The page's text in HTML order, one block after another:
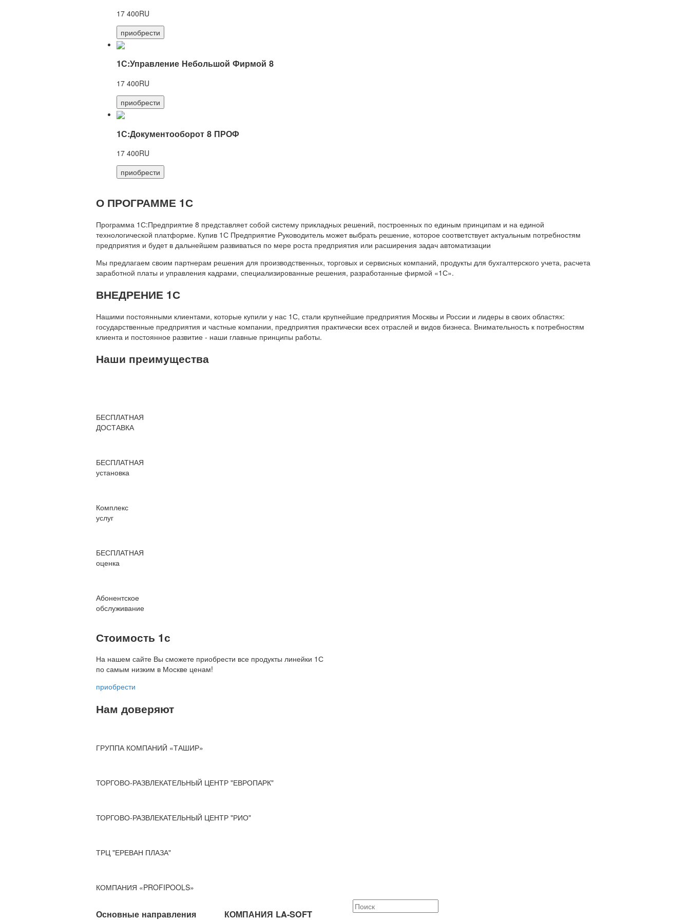
17 400RU
приобрести
1С:Управление Небольшой Фирмой 8
17 400RU
приобрести
1С:Документооборот 8 ПРОФ
17 400RU
приобрести
О ПРОГРАММЕ 1С
Программа 1С:Предприятие 8 представляет собой систему прикладных решений, построенных по единым принципам и на единой
технологической платформе. Купив 1С Предприятие Руководитель может выбрать решение, которое соответствует актуальным потребностям
предприятия и будет в дальнейшем развиваться по мере роста предприятия или расширения задач автоматизации
Мы предлагаем своим партнерам решения для производственных, торговых и сервисных компаний, продукты для бухгалтерского учета, расчета
заработной платы и управления кадрами, специализированные решения, разработанные фирмой «1С».
ВНЕДРЕНИЕ 1С
Нашими постоянными клиентами, которые купили у нас 1С, стали крупнейшие предприятия Москвы и России и лидеры в своих областях:
государственные предприятия и частные компании, предприятия практически всех отраслей и видов бизнеса. Внимательность к потребностям
клиента и постоянное развитие - наши главные принципы работы.
Наши преимущества
БЕСПЛАТНАЯ
ДОСТАВКА
БЕСПЛАТНАЯ
установка
Комплекс
услуг
БЕСПЛАТНАЯ
оценка
Абонентское
обслуживание
Стоимость 1с
На нашем сайте Вы сможете приобрести все продукты линейки 1С
по самым низким в Москве ценам!
приобрести
Нам доверяют
ГРУППА КОМПАНИЙ «ТАШИР»
ТОРГОВО-РАЗВЛЕКАТЕЛЬНЫЙ ЦЕНТР "ЕВРОПАРК"
ТОРГОВО-РАЗВЛЕКАТЕЛЬНЫЙ ЦЕНТР "РИО"
ТРЦ "ЕРЕВАН ПЛАЗА"
КОМПАНИЯ «PROFIPOOLS»
Основные направления КОМПАНИЯ LA-SOFT